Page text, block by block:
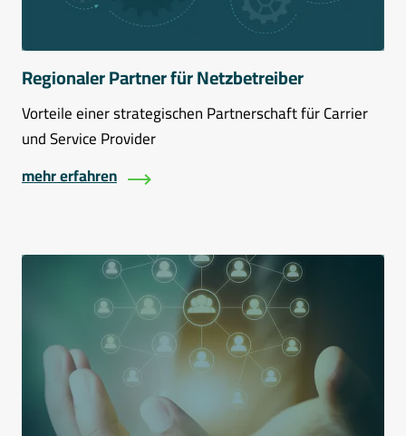
Regionaler Partner für Netzbetreiber
Vorteile einer strategischen Partnerschaft für Carrier
und Service Provider
mehr erfahren